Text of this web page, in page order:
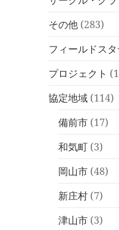
その他 (283)
フィールドスタ
プロジェクト
協定地域 (114)
備前市 (17)
和気町 (3)
岡山市 (48)
新庄村 (7)
津山市 (3)